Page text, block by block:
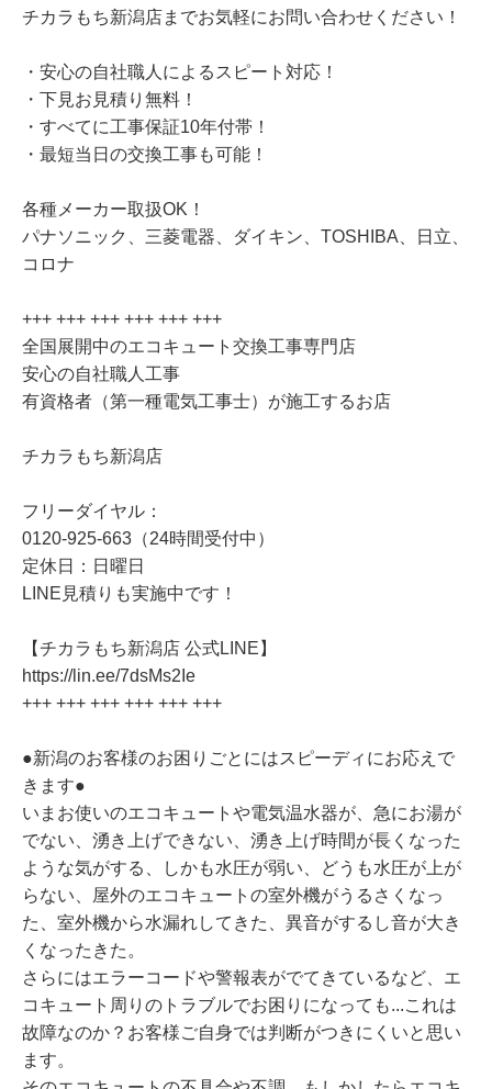
チカラもち新潟店までお気軽にお問い合わせください！
・安心の自社職人によるスピート対応！
・下見お見積り無料！
・すべてに工事保証10年付帯！
・最短当日の交換工事も可能！
各種メーカー取扱OK！
パナソニック、三菱電器、ダイキン、TOSHIBA、日立、
コロナ
+++ +++ +++ +++ +++ +++
全国展開中のエコキュート交換工事専門店
安心の自社職人工事
有資格者（第一種電気工事士）が施工するお店
チカラもち新潟店
フリーダイヤル：
0120-925-663（24時間受付中）
定休日：日曜日
LINE見積りも実施中です！
【チカラもち新潟店 公式LINE】
https://lin.ee/7dsMs2Ie
+++ +++ +++ +++ +++ +++
●新潟のお客様のお困りごとにはスピーディにお応えで
きます●
いまお使いのエコキュートや電気温水器が、急にお湯が
でない、湧き上げできない、湧き上げ時間が長くなった
ような気がする、しかも水圧が弱い、どうも水圧が上が
らない、屋外のエコキュートの室外機がうるさくなっ
た、室外機から水漏れしてきた、異音がするし音が大き
くなったきた。
さらにはエラーコードや警報表がでてきているなど、エ
コキュート周りのトラブルでお困りになっても...これは
故障なのか？お客様ご自身では判断がつきにくいと思い
ます。